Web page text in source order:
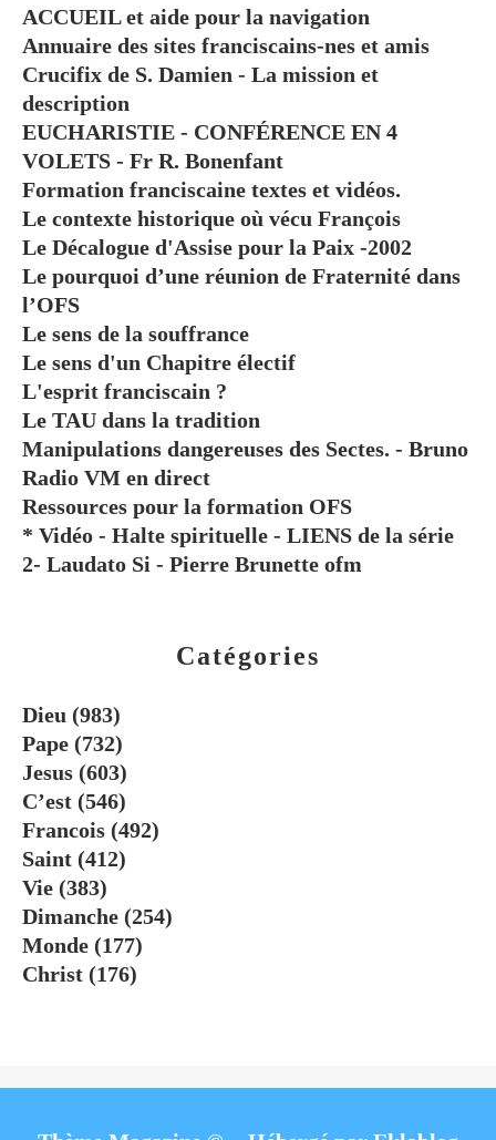
Catégories
Dieu (983)
Pape (732)
Jesus (603)
C’est (546)
Francois (492)
Saint (412)
Vie (383)
Dimanche (254)
Monde (177)
Christ (176)
ACCUEIL et aide pour la navigation
Annuaire des sites franciscains-nes et amis
Crucifix de S. Damien - La mission et
description
EUCHARISTIE - CONFÉRENCE EN 4
VOLETS - Fr R. Bonenfant
Formation franciscaine textes et vidéos.
Le contexte historique où vécu François
Le Décalogue d'Assise pour la Paix -2002
Le pourquoi d’une réunion de Fraternité dans
l’OFS
Le sens de la souffrance
Le sens d'un Chapitre électif
L'esprit franciscain ?
Le TAU dans la tradition
Manipulations dangereuses des Sectes. - Bruno
Radio VM en direct
Ressources pour la formation OFS
* Vidéo - Halte spirituelle - LIENS de la série
2- Laudato Si - Pierre Brunette ofm